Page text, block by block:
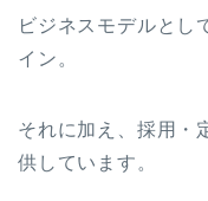
ビジネスモデルとし
イン。
それに加え、採用・
供しています。